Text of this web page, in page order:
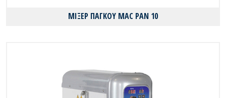
ΜΙΞΕΡ ΠΑΓΚΟΥ MAC PAN 10